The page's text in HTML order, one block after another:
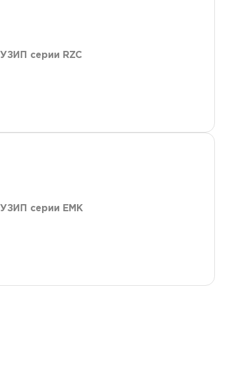
УЗИП серии RZC
УЗИП серии EMK